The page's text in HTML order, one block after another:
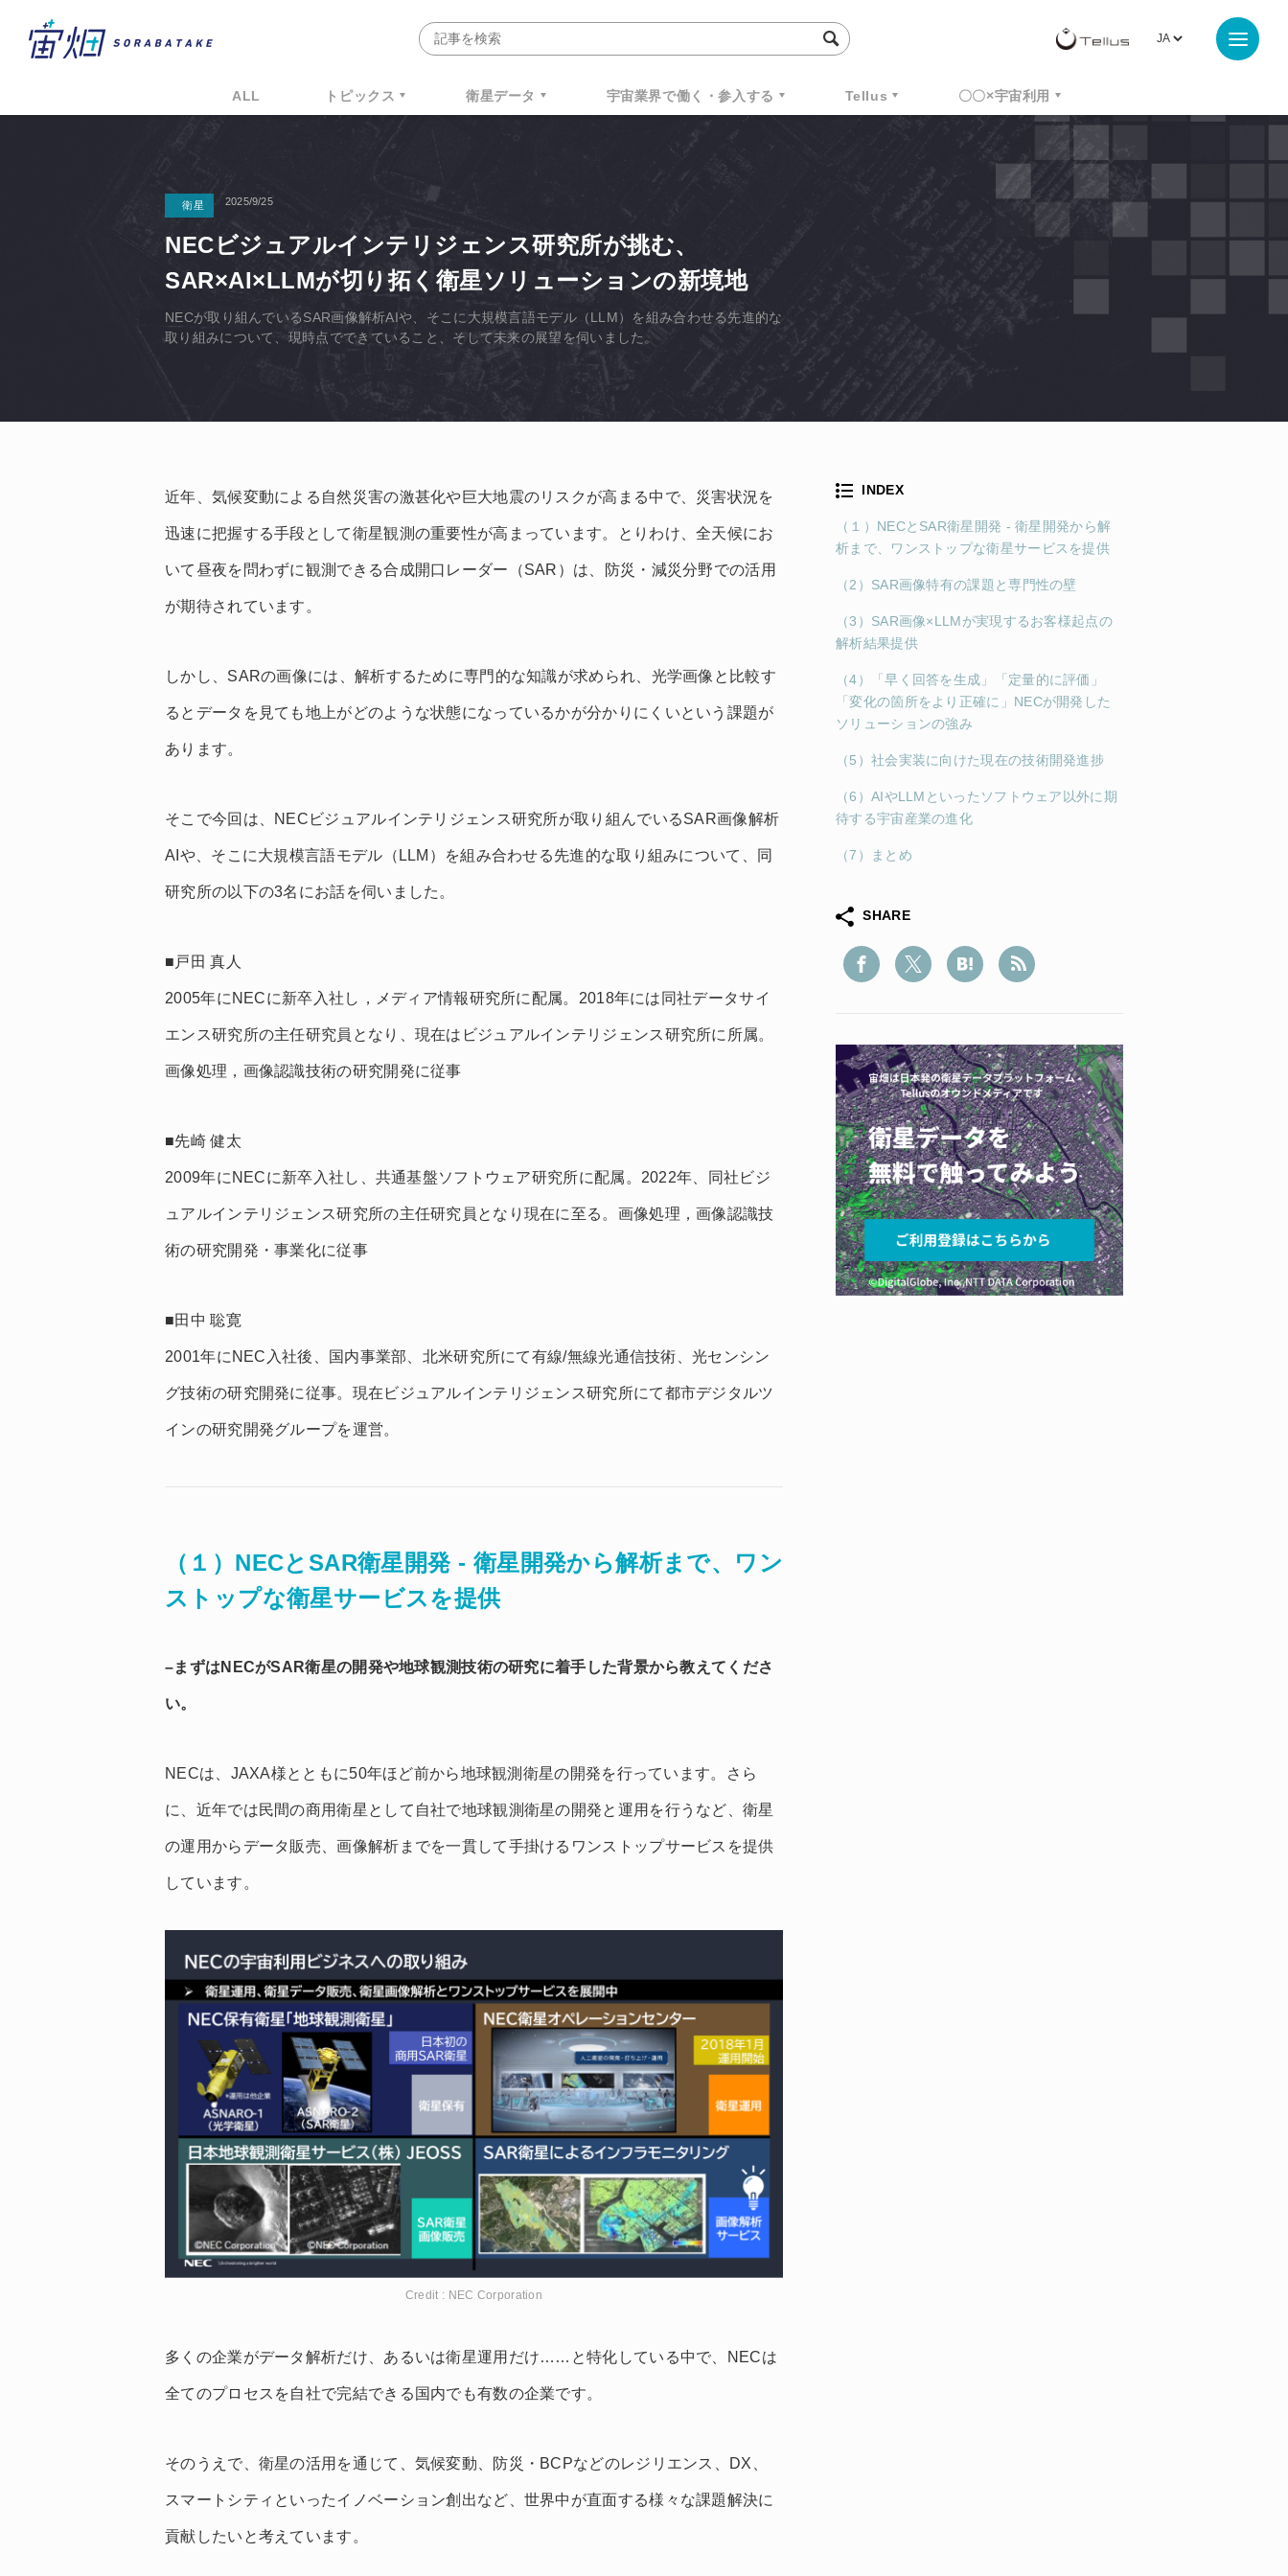
ALL トピックス 衛星データ 宇宙業界で働く・参入する Tellus 〇〇×宇宙利用
衛星 2025/9/25
NECビジュアルインテリジェンス研究所が挑む、
SAR×AI×LLMが切り拓く衛星ソリューションの新境地
NECが取り組んでいるSAR画像解析AIや、そこに大規模言語モデル（LLM）を組み合わせる先進的な
取り組みについて、現時点でできていること、そして未来の展望を伺いました。
近年、気候変動による自然災害の激甚化や巨大地震のリスクが高まる中で、災害状況を
迅速に把握する手段として衛星観測の重要性が高まっています。とりわけ、全天候にお
いて昼夜を問わずに観測できる合成開口レーダー（SAR）は、防災・減災分野での活用
が期待されています。
しかし、SARの画像には、解析するために専門的な知識が求められ、光学画像と比較す
るとデータを見ても地上がどのような状態になっているかが分かりにくいという課題が
あります。
そこで今回は、NECビジュアルインテリジェンス研究所が取り組んでいるSAR画像解析
AIや、そこに大規模言語モデル（LLM）を組み合わせる先進的な取り組みについて、同
研究所の以下の3名にお話を伺いました。
■戸田 真人
2005年にNECに新卒入社し，メディア情報研究所に配属。2018年には同社データサイ
エンス研究所の主任研究員となり、現在はビジュアルインテリジェンス研究所に所属。
画像処理，画像認識技術の研究開発に従事
■先崎 健太
2009年にNECに新卒入社し、共通基盤ソフトウェア研究所に配属。2022年、同社ビジ
ュアルインテリジェンス研究所の主任研究員となり現在に至る。画像処理，画像認識技
術の研究開発・事業化に従事
■田中 聡寛
2001年にNEC入社後、国内事業部、北米研究所にて有線/無線光通信技術、光センシン
グ技術の研究開発に従事。現在ビジュアルインテリジェンス研究所にて都市デジタルツ
インの研究開発グループを運営。
（１）NECとSAR衛星開発 - 衛星開発から解析まで、ワン
ストップな衛星サービスを提供
–まずはNECがSAR衛星の開発や地球観測技術の研究に着手した背景から教えてくださ
い。
NECは、JAXA様とともに50年ほど前から地球観測衛星の開発を行っています。さら
に、近年では民間の商用衛星として自社で地球観測衛星の開発と運用を行うなど、衛星
の運用からデータ販売、画像解析までを一貫して手掛けるワンストップサービスを提供
しています。
Credit : NEC Corporation
多くの企業がデータ解析だけ、あるいは衛星運用だけ……と特化している中で、NECは
全てのプロセスを自社で完結できる国内でも有数の企業です。
そのうえで、衛星の活用を通じて、気候変動、防災・BCPなどのレジリエンス、DX、
スマートシティといったイノベーション創出など、世界中が直面する様々な課題解決に
貢献したいと考えています。
INDEX
（１）NECとSAR衛星開発 - 衛星開発から解
析まで、ワンストップな衛星サービスを提供
（2）SAR画像特有の課題と専門性の壁
（3）SAR画像×LLMが実現するお客様起点の
解析結果提供
（4）「早く回答を生成」「定量的に評価」
「変化の箇所をより正確に」NECが開発した
ソリューションの強み
（5）社会実装に向けた現在の技術開発進捗
（6）AIやLLMといったソフトウェア以外に期
待する宇宙産業の進化
（7）まとめ
SHARE